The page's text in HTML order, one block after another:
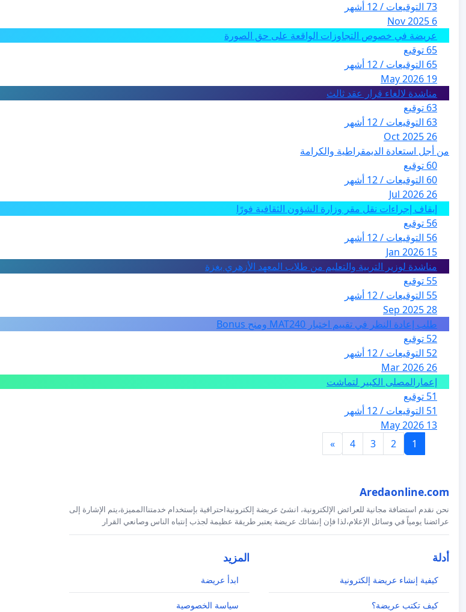
73 التوقيعات / 12 أشهر
6 Nov 2025
عريضة في خصوص التجاوزات الواقعة على حق الصورة
65 توقيع
65 التوقيعات / 12 أشهر
19 May 2026
مناشدة لالغاء قرار عقد ثالث
63 توقيع
63 التوقيعات / 12 أشهر
26 Oct 2025
من أجل استعادة الديمقراطية والكرامة
60 توقيع
60 التوقيعات / 12 أشهر
26 Jul 2026
إيقاف إجراءات نقل مقر وزارة الشؤون الثقافية فورًا
56 توقيع
56 التوقيعات / 12 أشهر
15 Jan 2026
مناشدة لوزير التربية والتعليم من طلاب المعهد الأزهري بغزة
55 توقيع
55 التوقيعات / 12 أشهر
28 Sep 2025
طلب إعادة النظر في تقييم اختبار MAT240 ومنح Bonus
52 توقيع
52 التوقيعات / 12 أشهر
26 Mar 2026
إعمارالمصلى الكبير لتماشت
51 توقيع
51 التوقيعات / 12 أشهر
13 May 2026
1
2
3
4
»
Aredaonline.com
نحن نقدم استضافة مجانية للعرائض الإلكترونية، انشئ عريضة إلكترونيةاحترافية بإستخدام خدمتناالمميزة،يتم الإشارة إلى
عرائضنا يومياً في وسائل الإعلام،لذا فإن إنشائك عريضة يعتبر طريقة عظيمة لجذب إنتباه الناس وصانعي القرار
أدلة
كيفية إنشاء عريضة إلكترونية
كيف تكتب عريضة؟
المزيد
ابدأ عريضة
سياسة الخصوصية